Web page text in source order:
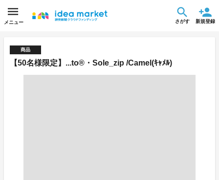
メニュー さがす 新規登録
商品
【50名様限定】...to®・Sole_zip /Camel(ｷｬﾒﾙ)